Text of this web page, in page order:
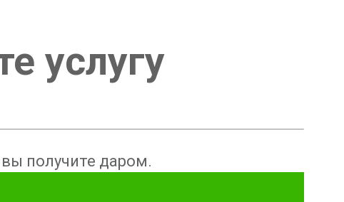
услугу
вы получите даром.